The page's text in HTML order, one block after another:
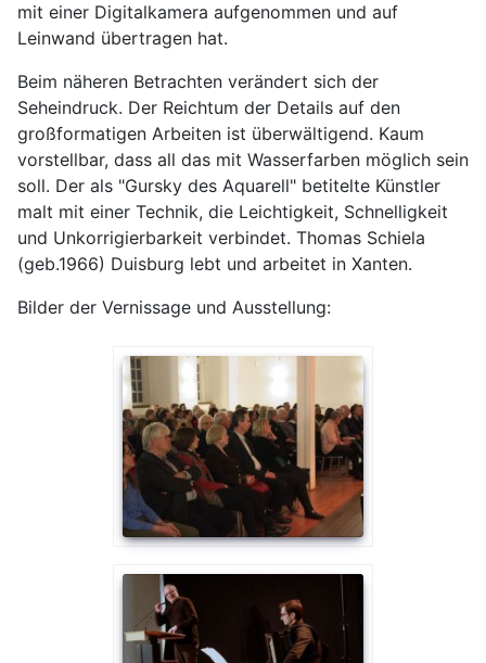
mit einer Digitalkamera aufgenommen und auf
Leinwand übertragen hat.
Beim näheren Betrachten verändert sich der
Seheindruck. Der Reichtum der Details auf den
großformatigen Arbeiten ist überwältigend. Kaum
vorstellbar, dass all das mit Wasserfarben möglich sein
soll. Der als "Gursky des Aquarell" betitelte Künstler
malt mit einer Technik, die Leichtigkeit, Schnelligkeit
und Unkorrigierbarkeit verbindet. Thomas Schiela
(geb.1966) Duisburg lebt und arbeitet in Xanten.
Bilder der Vernissage und Ausstellung: